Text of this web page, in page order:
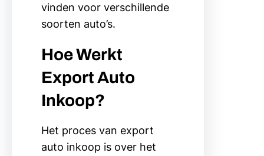
vinden voor verschillende
soorten auto’s.
Hoe Werkt
Export Auto
Inkoop?
Het proces van export
auto inkoop is over het